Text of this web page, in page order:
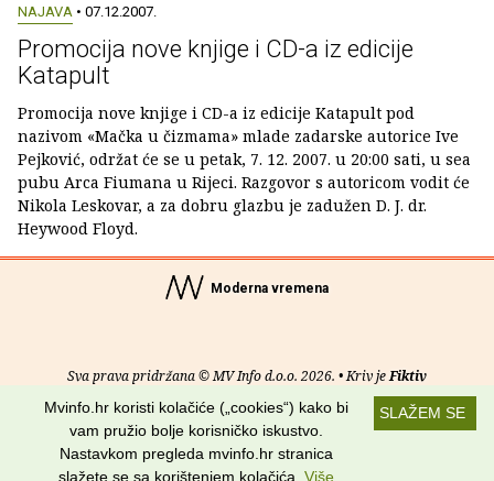
NAJAVA • 07.12.2007.
Promocija nove knjige i CD-a iz edicije
Katapult
Promocija nove knjige i CD-a iz edicije Katapult pod
nazivom «Mačka u čizmama» mlade zadarske autorice Ive
Pejković, održat će se u petak, 7. 12. 2007. u 20:00 sati, u sea
pubu Arca Fiumana u Rijeci. Razgovor s autoricom vodit će
Nikola Leskovar, a za dobru glazbu je zadužen D. J. dr.
Heywood Floyd.
Moderna vremena
Sva prava pridržana © MV Info d.o.o. 2026. • Kriv jeFiktiv
Uvjeti korištenja RSS kanali
Potraži nas na:
SLAŽEM SE
Mvinfo.hr koristi kolačiće („cookies“) kako bi
vam pružio bolje korisničko iskustvo.
Nastavkom pregleda mvinfo.hr stranica
slažete se sa korištenjem kolačića. Više